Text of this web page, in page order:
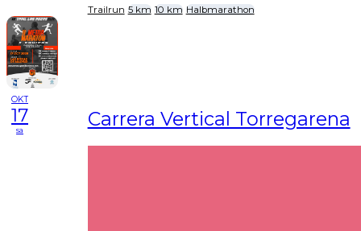
Trailrun 5 km 10 km Halbmarathon
OKT
17
sa Carrera Vertical Torregarena